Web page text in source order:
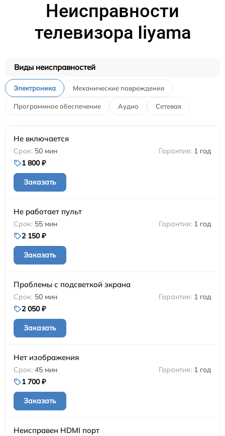
Неисправности
телевизора Iiyama
Виды неисправностей
Электроника Механические повреждения
Программное обеспечение Аудио Сетевая
Не включается
50 мин
1 год
1 800 ₽
Заказать
Не работает пульт
55 мин
1 год
2 150 ₽
Заказать
Проблемы с подсветкой экрана
50 мин
1 год
2 050 ₽
Заказать
Нет изображения
45 мин
1 год
1 700 ₽
Заказать
Неисправен HDMI порт